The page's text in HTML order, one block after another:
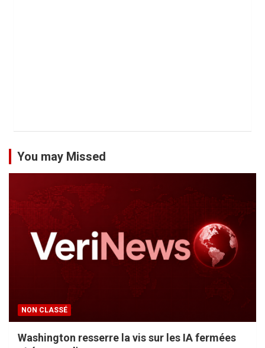
You may Missed
NON CLASSÉ
Washington resserre la vis sur les IA fermées